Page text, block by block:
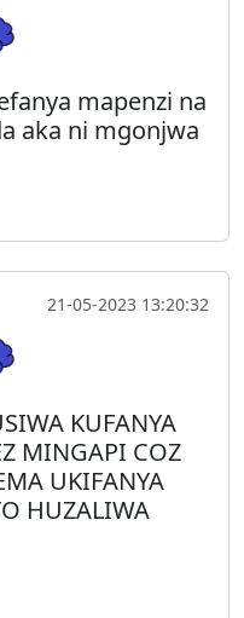
mapenzi na
aka ni mgonjwa
21-05-2023 13:20:32
KUFANYA
MINGAPI COZ
UKIFANYA
HUZALIWA